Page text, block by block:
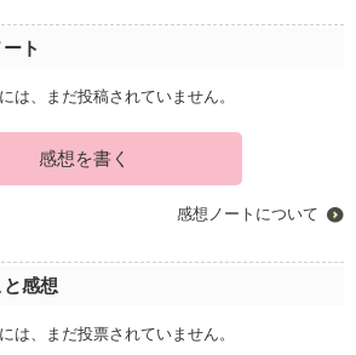
ト
は、まだ投稿されていません。
感想を書く
感想ノートについて
感想
は、まだ投票されていません。